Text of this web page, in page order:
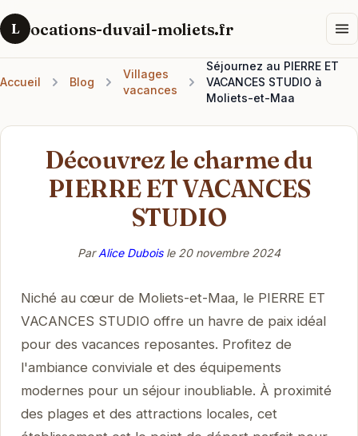
L ocations-duvail-moliets.fr
Accueil Blog
Villages
vacances
Séjournez au PIERRE ET
VACANCES STUDIO à
Moliets-et-Maa
Découvrez le charme du
PIERRE ET VACANCES
STUDIO
ParAlice Duboisle 20 novembre 2024
Niché au cœur de Moliets-et-Maa, le PIERRE ET
VACANCES STUDIO offre un havre de paix idéal
pour des vacances reposantes. Profitez de
l'ambiance conviviale et des équipements
modernes pour un séjour inoubliable. À proximité
des plages et des attractions locales, cet